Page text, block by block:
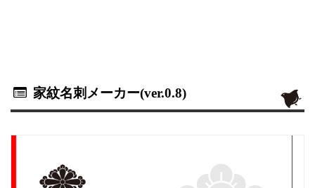
家紋名刺メーカー(ver.0.8)